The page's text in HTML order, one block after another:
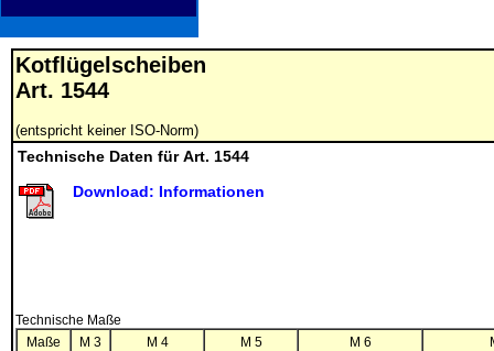
Kotflügelscheiben
Art. 1544
(entspricht keiner ISO-Norm)
Technische Daten für Art. 1544
Download: Informationen
Technische Maße
Maße
M 3 M 4 M 5 M 6